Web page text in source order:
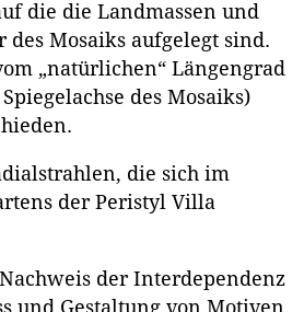
die die Landmassen und
des Mosaiks aufgelegt sind.
„natürlichen“ Längengrad
des Mosaiks)
die sich im
der Peristyl Villa
der Interdependenz
und Gestaltung von Motiven